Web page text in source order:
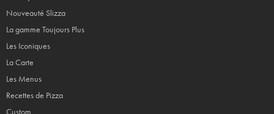
Nouveauté Slizza
La gamme Toujours Plus
Les Iconiques
La Carte
Les Menus
Recettes de Pizza
Custom